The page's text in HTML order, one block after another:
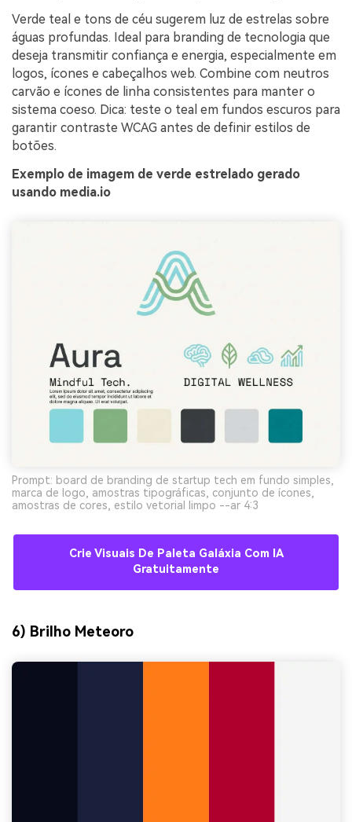
Verde teal e tons de céu sugerem luz de estrelas sobre
águas profundas. Ideal para branding de tecnologia que
deseja transmitir confiança e energia, especialmente em
logos, ícones e cabeçalhos web. Combine com neutros
carvão e ícones de linha consistentes para manter o
sistema coeso. Dica: teste o teal em fundos escuros para
garantir contraste WCAG antes de definir estilos de
botões.
Exemplo de imagem de verde estrelado gerado
usando media.io
Prompt: board de branding de startup tech em fundo simples,
marca de logo, amostras tipográficas, conjunto de ícones,
amostras de cores, estilo vetorial limpo --ar 4:3
Crie Visuais De Paleta Galáxia Com IA
Gratuitamente
6) Brilho Meteoro